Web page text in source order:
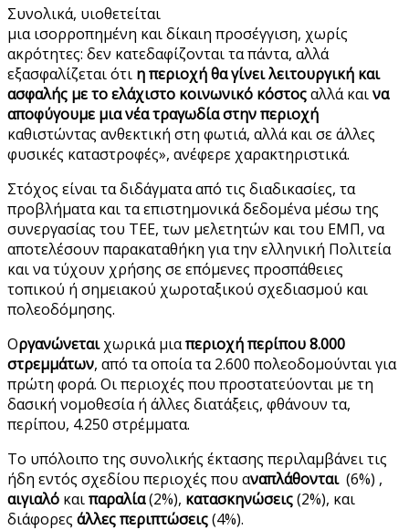
Συνολικά, υιοθετείται
μια ισορροπημένη και δίκαιη προσέγγιση, χωρίς
ακρότητες: δεν κατεδαφίζονται τα πάντα, αλλά
εξασφαλίζεται ότι η περιοχή θα γίνει λειτουργική και
ασφαλής με το ελάχιστο κοινωνικό κόστοςαλλά καινα
αποφύγουμε μια νέα τραγωδία στην περιοχή
καθιστώντας ανθεκτική στη φωτιά, αλλά και σε άλλες
φυσικές καταστροφές», ανέφερε χαρακτηριστικά.
Στόχος είναι τα διδάγματα από τις διαδικασίες, τα
προβλήματα και τα επιστημονικά δεδομένα μέσω της
συνεργασίας του ΤΕΕ, των μελετητών και του ΕΜΠ, να
αποτελέσουν παρακαταθήκη για την ελληνική Πολιτεία
και να τύχουν χρήσης σε επόμενες προσπάθειες
τοπικού ή σημειακού χωροταξικού σχεδιασμού και
πολεοδόμησης.
Οργανώνεταιχωρικά μιαπεριοχή περίπου 8.000
στρεμμάτων, από τα οποία τα 2.600 πολεοδομούνται για
πρώτη φορά. Οι περιοχές που προστατεύονται με τη
δασική νομοθεσία ή άλλες διατάξεις, φθάνουν τα,
περίπου, 4.250 στρέμματα.
Το υπόλοιπο της συνολικής έκτασης περιλαμβάνει τις
ήδη εντός σχεδίου περιοχές που αναπλάθονται (6%) ,
αιγιαλό καιπαραλία(2%), κατασκηνώσεις(2%), και
διάφορες άλλες περιπτώσεις(4%).